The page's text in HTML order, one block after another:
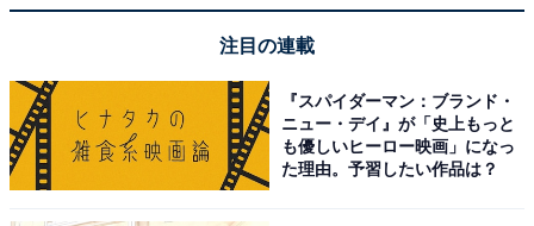
注目の連載
『スパイダーマン：ブランド・
ニュー・デイ』が「史上もっと
も優しいヒーロー映画」になっ
た理由。予習したい作品は？